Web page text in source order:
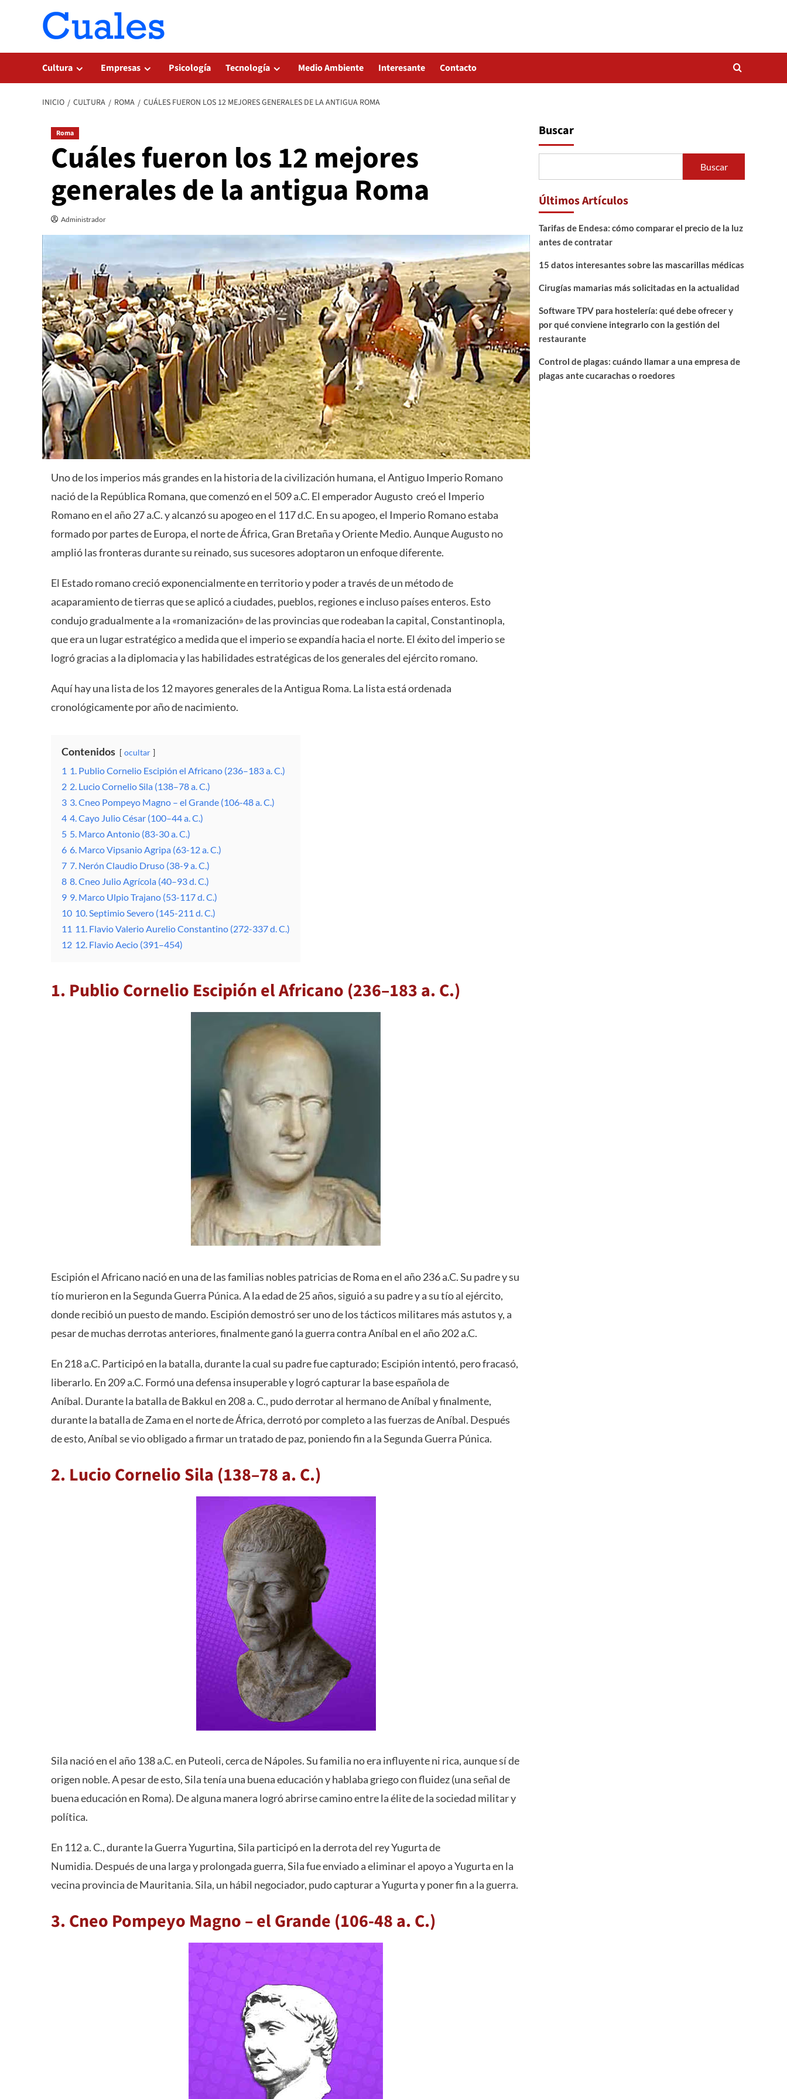
Cultura Empresas Psicología Tecnología Medio Ambiente Interesante Contacto
INICIO CULTURA ROMA CUÁLES FUERON LOS 12 MEJORES GENERALES DE LA ANTIGUA ROMA
Roma
Cuáles fueron los 12 mejores
generales de la antigua Roma
Administrador
Uno de los imperios más grandes en la historia de la civilización humana, el Antiguo Imperio Romano
nació de la República Romana, que comenzó en el 509 a.C. El emperador Augusto creó el Imperio
Romano en el año 27 a.C. y alcanzó su apogeo en el 117 d.C. En su apogeo, el Imperio Romano estaba
formado por partes de Europa, el norte de África, Gran Bretaña y Oriente Medio. Aunque Augusto no
amplió las fronteras durante su reinado, sus sucesores adoptaron un enfoque diferente.
El Estado romano creció exponencialmente en territorio y poder a través de un método de
acaparamiento de tierras que se aplicó a ciudades, pueblos, regiones e incluso países enteros. Esto
condujo gradualmente a la «romanización» de las provincias que rodeaban la capital, Constantinopla,
que era un lugar estratégico a medida que el imperio se expandía hacia el norte. El éxito del imperio se
logró gracias a la diplomacia y las habilidades estratégicas de los generales del ejército romano.
Aquí hay una lista de los 12 mayores generales de la Antigua Roma. La lista está ordenada
cronológicamente por año de nacimiento.
Contenidos ocultar
1 1. Publio Cornelio Escipión el Africano (236–183 a. C.)
2 2. Lucio Cornelio Sila (138–78 a. C.)
3 3. Cneo Pompeyo Magno – el Grande (106-48 a. C.)
4 4. Cayo Julio César (100–44 a. C.)
5 5. Marco Antonio (83-30 a. C.)
6 6. Marco Vipsanio Agripa (63-12 a. C.)
7 7. Nerón Claudio Druso (38-9 a. C.)
8 8. Cneo Julio Agrícola (40–93 d. C.)
9 9. Marco Ulpio Trajano (53-117 d. C.)
10 10. Septimio Severo (145-211 d. C.)
11 11. Flavio Valerio Aurelio Constantino (272-337 d. C.)
12 12. Flavio Aecio (391–454)
1. Publio Cornelio Escipión el Africano (236–183 a. C.)
Escipión el Africano nació en una de las familias nobles patricias de Roma en el año 236 a.C. Su padre y su
tío murieron en laSegunda Guerra Púnica. A la edad de 25 años, siguió a su padre y a su tío al ejército,
donde recibió un puesto de mando. Escipión demostró ser uno de los tácticos militares más astutos y, a
pesar de muchas derrotas anteriores, finalmente ganó la guerra contra Aníbal en el año 202 a.C.
En 218 a.C. Participó en la batalla, durante la cual su padre fue capturado; Escipión intentó, pero fracasó,
liberarlo. En 209 a.C. Formó una defensa insuperable y logró capturar la base española de
Aníbal. Durante la batalla de Bakkul en 208 a. C., pudo derrotar al hermano de Aníbal y finalmente,
durante la batalla de Zama en el norte de África, derrotó por completo a las fuerzas de Aníbal. Después
de esto, Aníbal se vio obligado a firmar un tratado de paz, poniendo fin a la Segunda Guerra Púnica.
2. Lucio Cornelio Sila (138–78 a. C.)
Sila nació en el año 138 a.C. en Puteoli, cerca de Nápoles. Su familia no era influyente ni rica, aunque sí de
origen noble. A pesar de esto, Sila tenía una buena educación y hablaba griego con fluidez (una señal de
buena educación en Roma). De alguna manera logró abrirse camino entre la élite de la sociedad militar y
política.
En 112 a. C., durante la Guerra Yugurtina, Sila participó en la derrota del rey Yugurta de
Numidia. Después de una larga y prolongada guerra, Sila fue enviado a eliminar el apoyo a Yugurta en la
vecina provincia de Mauritania. Sila, un hábil negociador, pudo capturar a Yugurta y poner fin a la guerra.
3. Cneo Pompeyo Magno – el Grande (106-48 a. C.)
Buscar
Buscar
Últimos Artículos
Tarifas de Endesa: cómo comparar el precio de la luz
antes de contratar
15 datos interesantes sobre las mascarillas médicas
Cirugías mamarias más solicitadas en la actualidad
Software TPV para hostelería: qué debe ofrecer y
por qué conviene integrarlo con la gestión del
restaurante
Control de plagas: cuándo llamar a una empresa de
plagas ante cucarachas o roedores